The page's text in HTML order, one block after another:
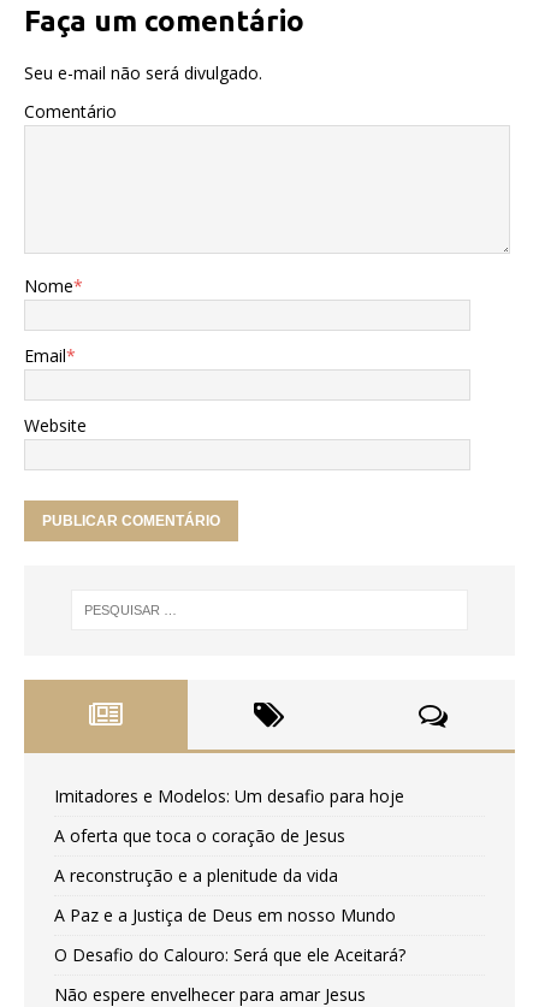
Faça um comentário
Seu e-mail não será divulgado.
Comentário
Nome*
Email*
Website
Imitadores e Modelos: Um desafio para hoje
A oferta que toca o coração de Jesus
A reconstrução e a plenitude da vida
A Paz e a Justiça de Deus em nosso Mundo
O Desafio do Calouro: Será que ele Aceitará?
Não espere envelhecer para amar Jesus